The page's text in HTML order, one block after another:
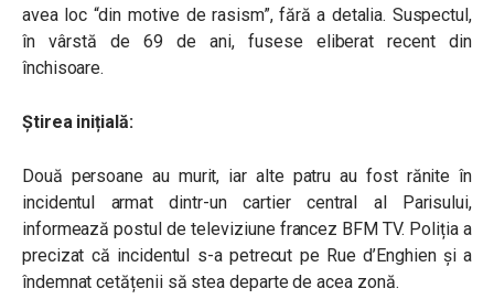
avea loc “din motive de rasism”, fără a detalia. Suspectul,
în vârstă de 69 de ani, fusese eliberat recent din
închisoare.
Știrea inițială:
Două persoane au murit, iar alte patru au fost rănite în
incidentul armat
dintr-un cartier central al Parisului,
informează postul de televiziune francez BFM TV. Poliția a
precizat că incidentul s-a petrecut pe Rue d’Enghien și a
îndemnat cetățenii să stea departe de acea zonă.